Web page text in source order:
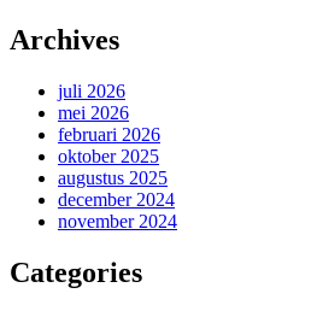
Archives
juli 2026
mei 2026
februari 2026
oktober 2025
augustus 2025
december 2024
november 2024
Categories